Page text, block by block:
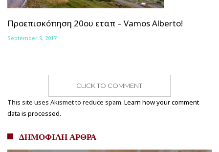
Προεπισκόπηση 20ου εταπ – Vamos Alberto!
September 9, 2017
CLICK TO COMMENT
This site uses Akismet to reduce spam. Learn how your comment
data is processed.
ΔΗΜΟΦΙΛΗ ΑΡΘΡΑ